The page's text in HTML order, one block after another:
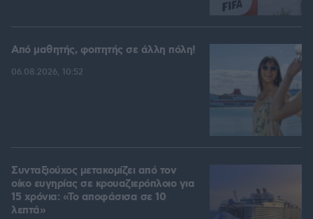
Από μαθητής, φοιτητής σε άλλη πόλη!
06.08.2026, 10:52
Συνταξιούχος μετακομίζει από τον
οίκο ευγηρίας σε κρουαζιερόπλοιο για
15 χρόνια: «Το αποφάσισα σε 10
λεπτά»